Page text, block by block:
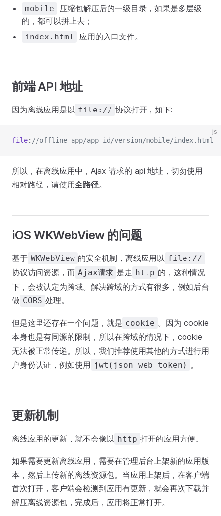
mobile
压缩包解压后的一级目录，如果是多层级
的，都可以拼上去；
index.html 应用的入口文件。
前端 API 地址
因为离线应用是以 file:// 协议打开，如下:
js
file: //offline-app/app_id/version/mobile/index.html
所以，在离线应用中，Ajax 请求的 api 地址，切勿使用
相对路径，请使用全路径。
iOS WKWebView 的问题
基于 WKWebView 的安全机制，离线应用以 file://
协议访问资源，而 Ajax请求 是走 http 的，这种情况
下，会被认定为跨域。解决跨域的方式有很多，例如后台
做 CORS 处理。
但是这里还存在一个问题，就是 cookie 。因为 cookie
本身也是有同源的限制，所以在跨域的情况下，cookie
无法被正常传递。所以，我们推荐使用其他的方式进行用
户身份认证，例如使用 jwt(json web token) 。
更新机制
离线应用的更新，就不会像以 http 打开的应用方便。
如果需要更新离线应用，需要在管理后台上架新的应用版
本，然后上传新的离线资源包。当应用上架后，在客户端
首次打开，客户端会检测到应用有更新，就会再次下载并
解压离线资源包，完成后，应用将正常打开。